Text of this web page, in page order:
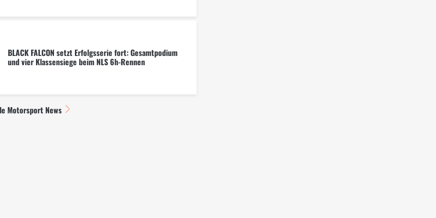
BLACK FALCON setzt Erfolgsserie fort: Gesamtpodium
und vier Klassensiege beim NLS 6h-Rennen
Motorsport News